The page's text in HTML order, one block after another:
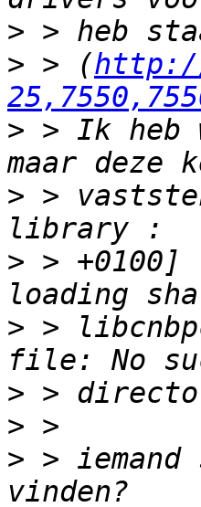
>
> > (
> > Ik heb
> >
> >
> >
>
>
> >